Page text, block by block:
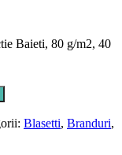
Baieti, 80 g/m2, 40
Blasetti, Branduri,